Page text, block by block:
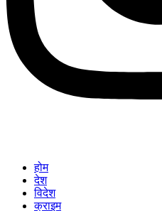
होम
देश
विदेश
क्राइम